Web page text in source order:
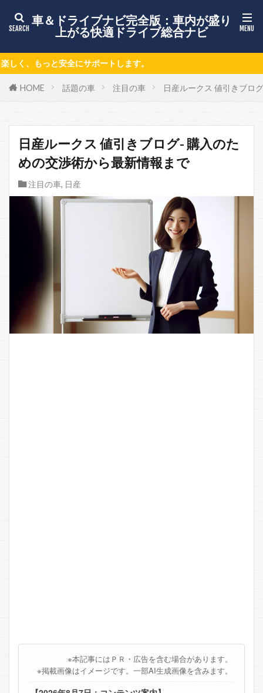
車＆ドライブナビ完全版：車内が盛り
上がる快適ドライブ総合ナビ
。
HOME 話題の車 注目の車 日産ルークス 値引きブロ
日産ルークス 値引きブログ- 購入のた
めの交渉術から最新情報まで
注目の車, 日産
※本記事にはＰＲ・広告を含む場合があります。
※掲載画像はイメージです。一部AI生成画像を含みます。